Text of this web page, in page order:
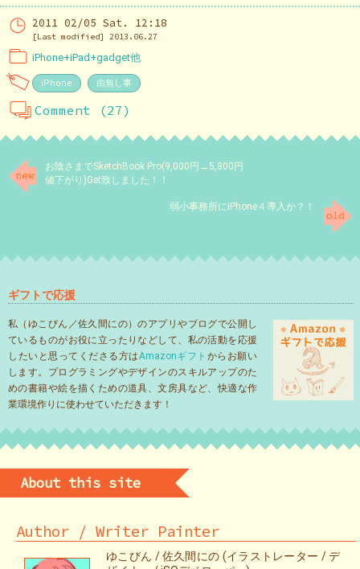
2011 02/05 Sat. 12:18
[Last modified] 2013.06.27
iPhone+iPad+gadget他
iPhone 由無し事
Comment (27)
お陰さまでSketchBook Pro(9,000円→5,800円
値下がり)Get致しました！！
弱小事務所にiPhone４導入か？！
ギフトで応援
私（ゆこびん／佐久間にの）のアプリやブログで公開し
ているものがお役に立ったりなどして、私の活動を応援
したいと思ってくださる方はAmazonギフト からお願い
します。プログラミングやデザインのスキルアップのた
めの書籍や絵を描くための道具、文房具など、快適な作
業環境作りに使わせていただきます！
About this site
Author / Writer Painter
ゆこびん / 佐久間にの (イラストレーター / デ